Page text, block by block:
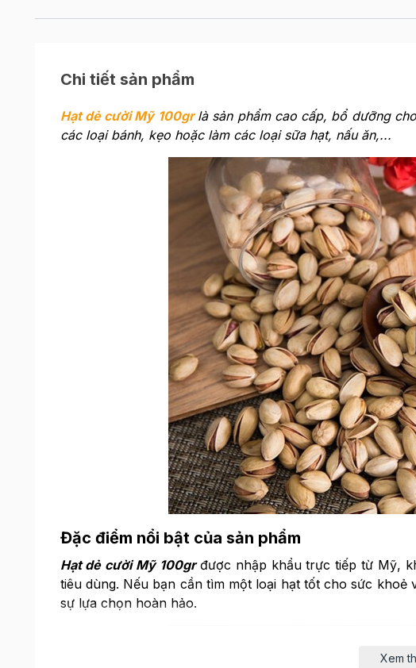
Chi tiết sản phẩm
Hạt dẻ cười Mỹ 100grlà sản phẩm cao cấp, bổ dưỡng
các loại bánh, kẹo hoặc làm các loại sữa hạt, nấu ăn,...
Đặc điểm nổi bật của sản phẩm
Hạt dẻ cười Mỹ 100grđược nhập khẩu trực tiếp từ Mỹ,
tiêu dùng. Nếu bạn cần tìm một loại hạt tốt cho sức
sự lựa chọn hoàn hảo.
Xem